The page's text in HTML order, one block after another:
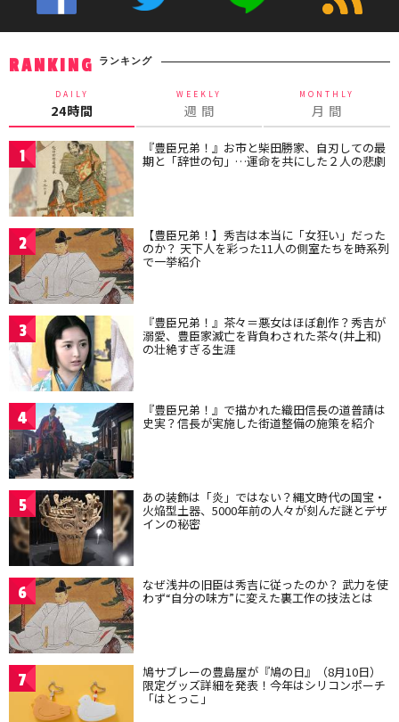
RANKING ランキング
DAILY
24時間
WEEKLY
週 間
MONTHLY
月 間
1 『豊臣兄弟！』お市と柴田勝家、自刃しての最
期と「辞世の句」…運命を共にした２人の悲劇
2 【豊臣兄弟！】秀吉は本当に「女狂い」だった
のか？ 天下人を彩った11人の側室たちを時系列
で一挙紹介
3 『豊臣兄弟！』茶々＝悪女はほぼ創作？秀吉が
溺愛、豊臣家滅亡を背負わされた茶々(井上和)
の壮絶すぎる生涯
4 『豊臣兄弟！』で描かれた織田信長の道普請は
史実？信長が実施した街道整備の施策を紹介
5 あの装飾は「炎」ではない？縄文時代の国宝・
火焔型土器、5000年前の人々が刻んだ謎とデザ
インの秘密
6 なぜ浅井の旧臣は秀吉に従ったのか？ 武力を使
わず“自分の味方”に変えた裏工作の技法とは
7 鳩サブレーの豊島屋が『鳩の日』（8月10日）
限定グッズ詳細を発表！今年はシリコンポーチ
「はとっこ」